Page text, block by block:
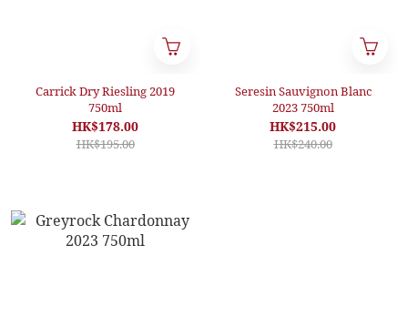
Carrick Dry Riesling 2019
750ml
HK$178.00
HK$195.00
Seresin Sauvignon Blanc
2023 750ml
HK$215.00
HK$240.00